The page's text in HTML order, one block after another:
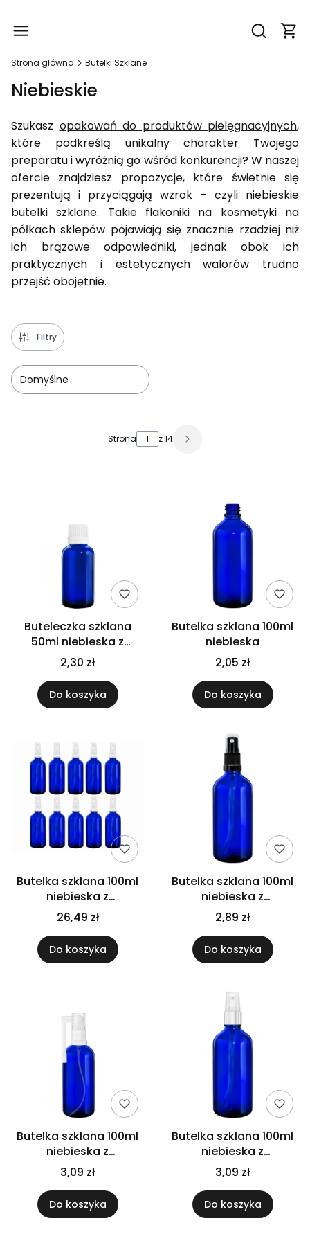
Otwórz
Strona główna Butelki Szklane
Niebieskie
Szukasz opakowań do produktów pielęgnacyjnych,
które podkreślą unikalny charakter Twojego
preparatu i wyróżnią go wśród konkurencji? W naszej
ofercie znajdziesz propozycje, które świetnie się
prezentują i przyciągają wzrok – czyli niebieskie
butelki szklane. Takie flakoniki na kosmetyki na
półkach sklepów pojawiają się znacznie rzadziej niż
ich brązowe odpowiedniki, jednak obok ich
praktycznych i estetycznych walorów trudno
przejść obojętnie.
Filtry
Domyślne
Strona z 14
Buteleczka szklana
50ml niebieska z
kroplomierzem białym
2,30 zł
Do koszyka
Butelka szklana 100ml
niebieska
2,05 zł
Do koszyka
Butelka szklana 100ml
niebieska z
atomizerem białym
x10szt
26,49 zł
Do koszyka
Butelka szklana 100ml
niebieska z
atomizerem czarnym
2,89 zł
Do koszyka
Butelka szklana 100ml
niebieska z
atomizerem do gardła
3,09 zł
Do koszyka
Butelka szklana 100ml
niebieska z
atomizerem srebrnym
3,09 zł
Do koszyka